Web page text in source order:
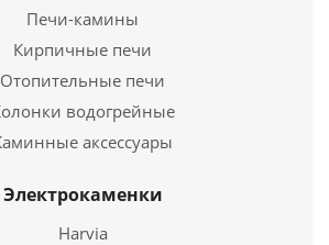
решетка (Белый) с задвижкой
Печи-камины
Кирпичные печи
Отопительные печи
водогрейные
аксессуары
Электрокаменки
Harvia